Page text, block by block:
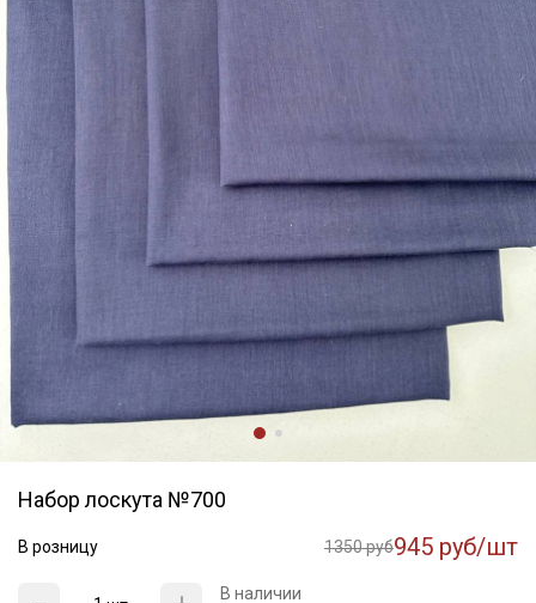
Набор лоскута №700
В розницу 1350 руб945 руб/шт
В наличии